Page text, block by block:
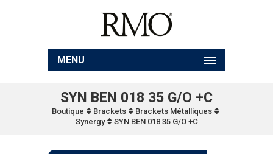
MENU
SYN BEN 018 35 G/O +C
Boutique Brackets
Brackets Métalliques
Synergy
SYN BEN 018 35 G/O +C